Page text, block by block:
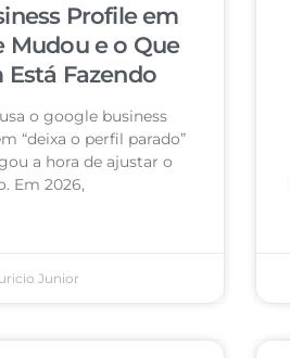
Profile em
Mudou e o Que
Fazendo
o google business
“deixa o perfil parado”
a hora de ajustar o
Em 2026,
Junior